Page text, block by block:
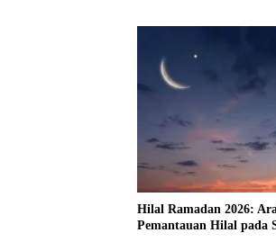
Hilal Ramadan 2026:
Pemantauan Hilal pada